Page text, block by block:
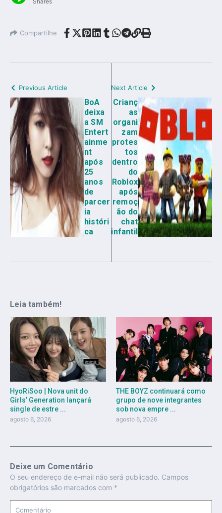
Shares
Compartilhe
Previous Article
BoA
deixa
a SM
Entert
ainme
nt
após
25
anos
de
parcer
ia
históri
ca
Next Article
Crianç
as
organi
zam
protes
tos
dentro
do
Roblox
após
remoç
ão do
chat
infantil
Leia também!
HyoRiSoo | Nova unit do
Girls’ Generation lançará
single de estre ...
agosto 6, 2026
THE BOYZ continuará como
grupo de nove integrantes
sob nova empre ...
agosto 6, 2026
Deixe um Comentário
O seu endereço de e-mail não será publicado. Campos
obrigatórios são marcados com *